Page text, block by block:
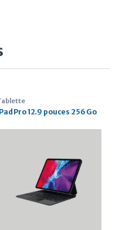
Pro 12.9 pouces 256 Go